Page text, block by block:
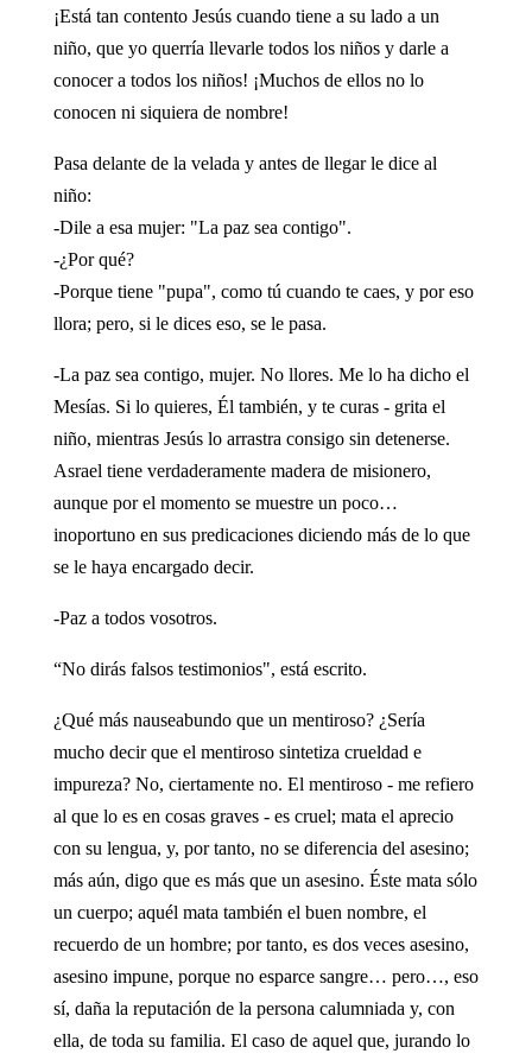
¡Está tan contento Jesús cuando tiene a su lado a un
niño, que yo querría llevarle todos los niños y darle a
conocer a todos los niños! ¡Muchos de ellos no lo
conocen ni siquiera de nombre!
Pasa delante de la velada y antes de llegar le dice al
niño:
-Dile a esa mujer: "La paz sea contigo".
-¿Por qué?
-Porque tiene "pupa", como tú cuando te caes, y por eso
llora; pero, si le dices eso, se le pasa.
-La paz sea contigo, mujer. No llores. Me lo ha dicho el
Mesías. Si lo quieres, Él también, y te curas - grita el
niño, mientras Jesús lo arrastra consigo sin detenerse.
Asrael tiene verdaderamente madera de misionero,
aunque por el momento se muestre un poco…
inoportuno en sus predicaciones diciendo más de lo que
se le haya encargado decir.
-Paz a todos vosotros.
“No dirás falsos testimonios", está escrito.
¿Qué más nauseabundo que un mentiroso? ¿Sería
mucho decir que el mentiroso sintetiza crueldad e
impureza? No, ciertamente no. El mentiroso - me refiero
al que lo es en cosas graves - es cruel; mata el aprecio
con su lengua, y, por tanto, no se diferencia del asesino;
más aún, digo que es más que un asesino. Éste mata sólo
un cuerpo; aquél mata también el buen nombre, el
recuerdo de un hombre; por tanto, es dos veces asesino,
asesino impune, porque no esparce sangre… pero…, eso
sí, daña la reputación de la persona calumniada y, con
ella, de toda su familia. El caso de aquel que, jurando lo